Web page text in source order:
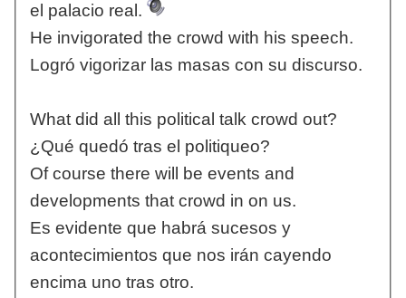
el palacio real.
He invigorated the crowd with his speech.
Logró vigorizar las masas con su discurso.
What did all this political talk crowd out?
¿Qué quedó tras el politiqueo?
Of course there will be events and
developments that crowd in on us.
Es evidente que habrá sucesos y
acontecimientos que nos irán cayendo
encima uno tras otro.